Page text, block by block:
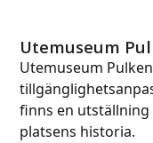
Utemuseum
Utemuseum
finns en
platsens historia.